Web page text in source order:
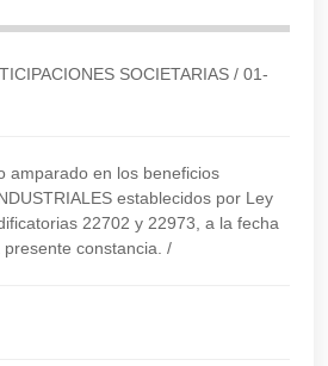
SOCIETARIAS / 01-
amparado en los beneficios
establecidos por Ley
22702 y 22973, a la fecha
constancia. /